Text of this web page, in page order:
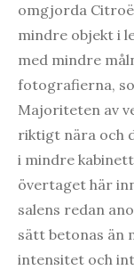
omgjorda
mindre objekt i
med mindre
fotografierna,
Majoriteten av
riktigt nära och
i mindre
övertaget här
salens redan
sätt betonas än
intensitet och